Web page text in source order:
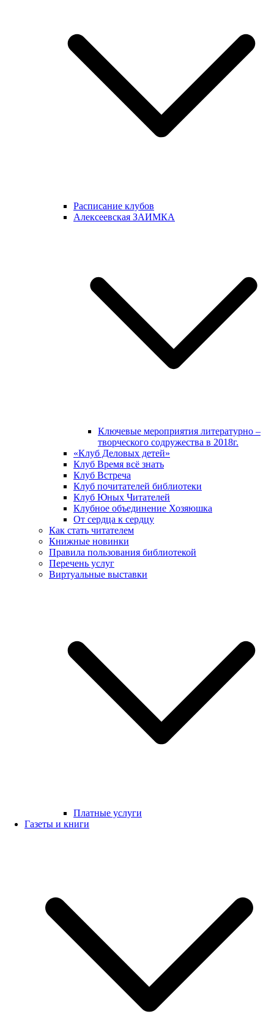
Расписание клубов
Алексеевская ЗАИМКА
Ключевые мероприятия литературно –
творческого содружества в 2018г.
«Клуб Деловых детей»
Клуб Время всё знать
Клуб Встреча
Клуб почитателей библиотеки
Клуб Юных Читателей
Клубное объединение Хозяюшка
От сердца к сердцу
Как стать читателем
Книжные новинки
Правила пользования библиотекой
Перечень услуг
Виртуальные выставки
Платные услуги
Газеты и книги